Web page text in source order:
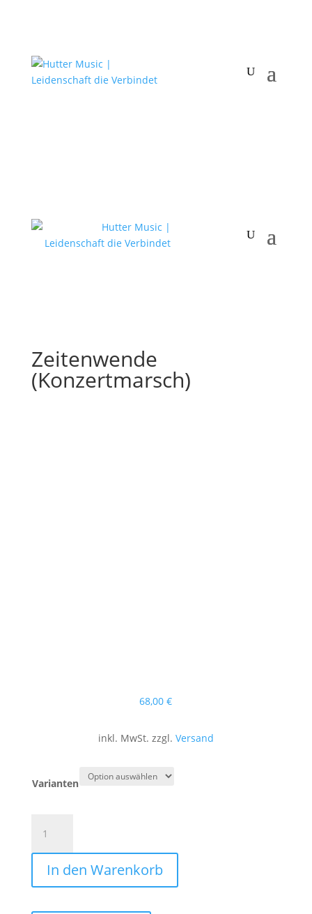
Zeitenwende
(Konzertmarsch)
68,00€
inkl. MwSt. zzgl. Versand
Varianten
(Konzertmarsch)
Menge
In den Warenkorb